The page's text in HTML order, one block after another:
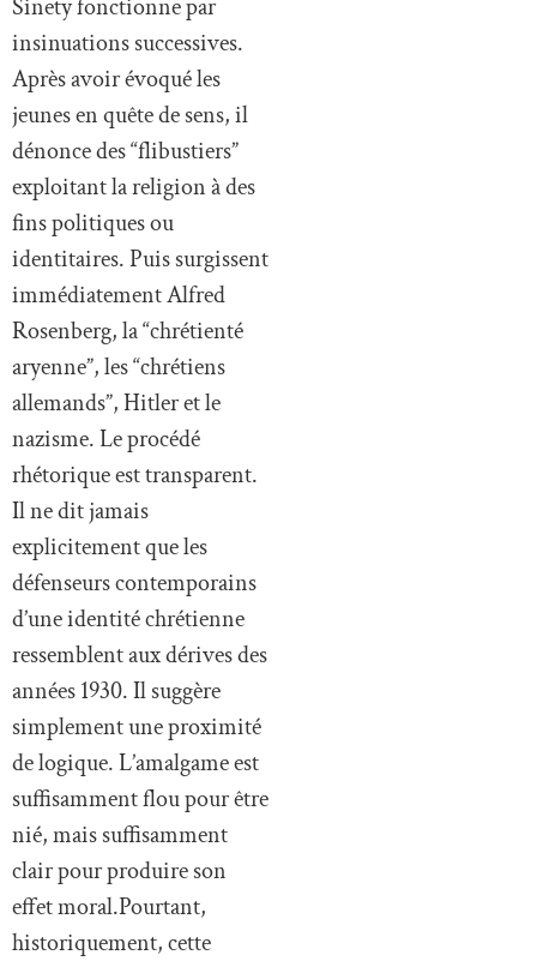
Sinety fonctionne par
insinuations successives.
Après avoir évoqué les
jeunes en quête de sens, il
dénonce des “flibustiers”
exploitant la religion à des
fins politiques ou
identitaires. Puis surgissent
immédiatement Alfred
Rosenberg, la “chrétienté
aryenne”, les “chrétiens
allemands”, Hitler et le
nazisme. Le procédé
rhétorique est transparent.
Il ne dit jamais
explicitement que les
défenseurs contemporains
d’une identité chrétienne
ressemblent aux dérives des
années 1930. Il suggère
simplement une proximité
de logique. L’amalgame est
suffisamment flou pour être
nié, mais suffisamment
clair pour produire son
effet moral.Pourtant,
historiquement, cette